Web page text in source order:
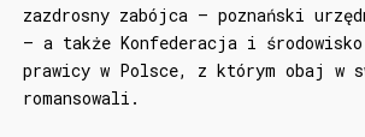
zazdrosny zabójca – poznański
– a także Konfederacja i
prawicy w Polsce, z którym obaj w
romansowali.